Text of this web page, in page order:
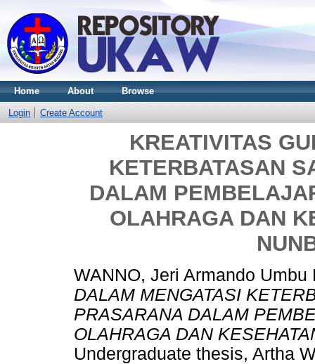
Home About Browse
Login Create Account
KREATIVITAS
KETERBATASAN
DALAM
OLAHRAGA DAN
WANNO, Jeri Armando Umbu
DALAM MENGATASI
PRASARANA DALAM
OLAHRAGA DAN
Undergraduate thesis, Artha